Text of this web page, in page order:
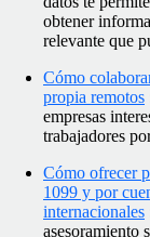
obtener
relevante que
Cómo
propia remotos
empresas
trabajadores
Cómo ofrecer
1099 y por
internacionales
asesoramiento